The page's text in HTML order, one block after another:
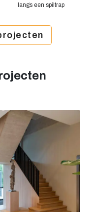
langs een spiltrap